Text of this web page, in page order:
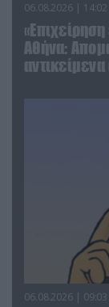
06.08.2026 | 14:02
Αθήνα:
06.08.2026 | 09:03